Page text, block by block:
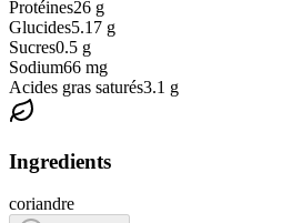
Protéines26 g
Glucides5.17 g
Sucres0.5 g
Sodium66 mg
Acides gras saturés3.1 g
Ingredients
coriandre